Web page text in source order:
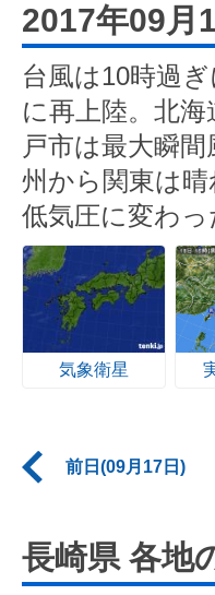
2017年09月
台風は10時過
に再上陸。北
戸市は最大瞬
州から関東は
低気圧に変わっ
気象衛星
前日(09月17日)
長崎県 各地